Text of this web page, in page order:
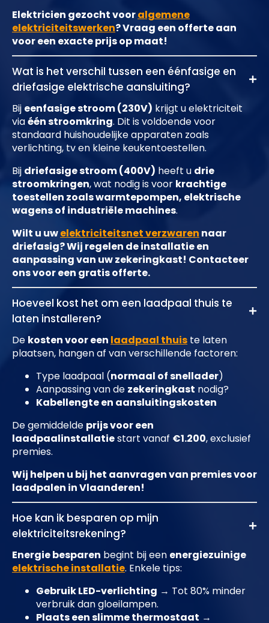
Elektricien gezocht vooralgemene
elektriciteitswerken? Vraag een offerte aan
voor een exacte prijs op maat!
Wat is het verschil tussen een éénfasige en
driefasige elektrische aansluiting?
Bij eenfasige stroom (230V) krijgt u elektriciteit
viaéén stroomkring. Dit is voldoende voor
standaard huishoudelijke apparaten zoals
verlichting, tv en kleine keukentoestellen.
Bij driefasige stroom (400V) heeft u drie
stroomkringen, wat nodig is voor krachtige
toestellen zoals warmtepompen, elektrische
wagens of industriële machines.
Wilt u uwelektriciteitsnet verzwaren naar
driefasig? Wij regelen de installatie en
aanpassing van uw zekeringkast! Contacteer
ons voor een gratis offerte.
Hoeveel kost het om een laadpaal thuis te
laten installeren?
De kosten voor een laadpaal thuis te laten
plaatsen, hangen af van verschillende factoren:
Type laadpaal (normaal of snellader)
Aanpassing van de zekeringkast nodig?
Kabellengte en aansluitingskosten
De gemiddelde prijs voor een
laadpaalinstallatiestart vanaf €1.200, exclusief
premies.
Wij helpen u bij het aanvragen van premies voor
laadpalen in Vlaanderen!
Hoe kan ik besparen op mijn
elektriciteitsrekening?
Energie besparen begint bij een energiezuinige
elektrische installatie. Enkele tips:
Gebruik LED-verlichting → Tot 80% minder
verbruik dan gloeilampen.
Plaats een slimme thermostaat →